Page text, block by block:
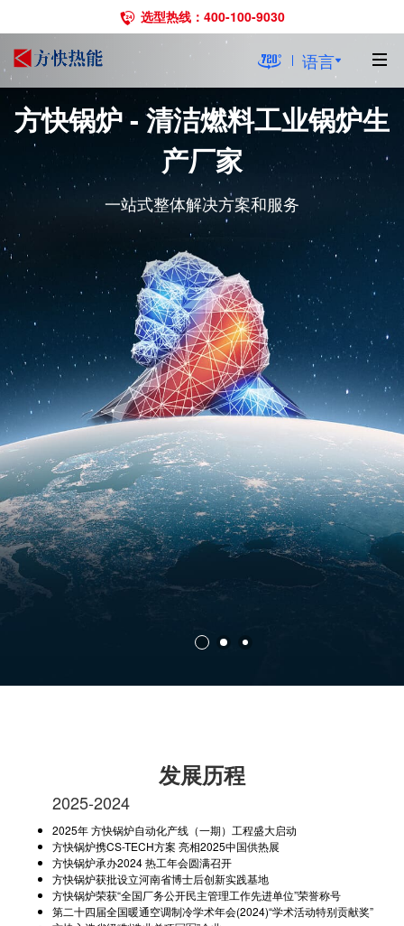
选型热线：400-100-9030
语言
方快锅炉 - 清洁燃料工业锅炉生
产厂家
一站式整体解决方案和服务
发展历程
2025-2024
2025年 方快锅炉自动化产线（一期）工程盛大启动
方快锅炉携CS-TECH方案 亮相2025中国供热展
方快锅炉承办2024 热工年会圆满召开
方快锅炉获批设立河南省博士后创新实践基地
方快锅炉荣获“全国厂务公开民主管理工作先进单位”荣誉称号
第二十四届全国暖通空调制冷学术年会(2024)“学术活动特别贡献奖”